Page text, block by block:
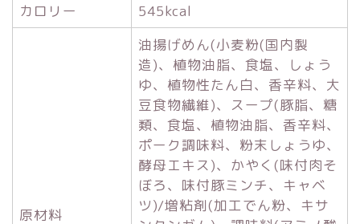
カロリー 545kcal
原材料
油揚げめん(小麦粉(国内製
造)、植物油脂、食塩、しょう
ゆ、植物性たん白、香辛料、大
豆食物繊維)、スープ(豚脂、糖
類、食塩、植物油脂、香辛料、
ポーク調味料、粉末しょうゆ、
酵母エキス)、かやく(味付肉そ
ぼろ、味付豚ミンチ、キャベ
ツ)/増粘剤(加工でん粉、キサ